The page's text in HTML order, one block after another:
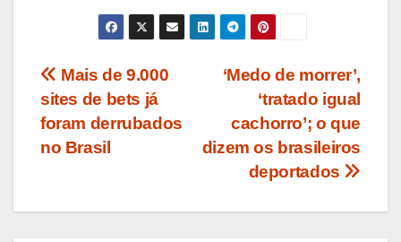
Navegação
de
Post
‘Medo de morrer’,
‘tratado igual
cachorro’; o que
dizem os brasileiros
deportados
Mais de 9.000
sites de bets já
foram derrubados
no Brasil